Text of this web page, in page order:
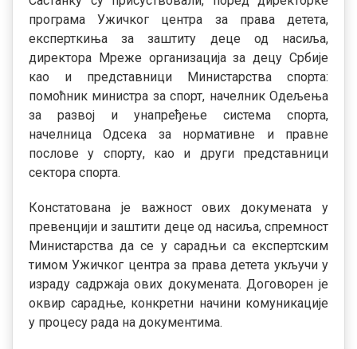
програма Ужичког центра за права детета,
експерткиња за заштиту деце од насиља,
директора Мреже организација за децу Србије
као и представници Министарства спорта:
помоћник министра за спорт, начелник Одељења
за развој и унапређење система спорта,
начелница Одсека за нормативне и правне
послове у спорту, као и други представници
сектора спорта.
Констатована је важност ових докумената у
превенцији и заштити деце од насиља, спремност
Министарства да се у сарадњи са експертским
тимом Ужичког центра за права детета укључи у
израду садржаја ових докумената. Договорен је
оквир сарадње, конкретни начини комуникације
у процесу рада на документима.